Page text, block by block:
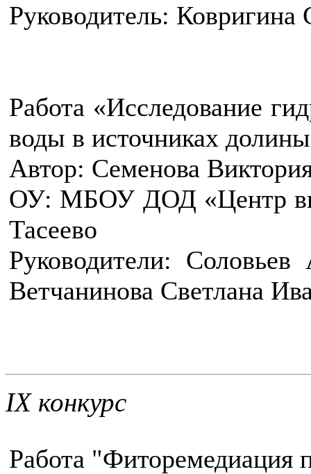
Руководитель: Ковригина
Работа «Исследование
воды в источниках
Автор: Семенова
ОУ: МБОУ ДОД «Центр
Тасеево
Руководители:
Ветчанинова Светлана
IX конкурс
Работа "Фиторемедиация